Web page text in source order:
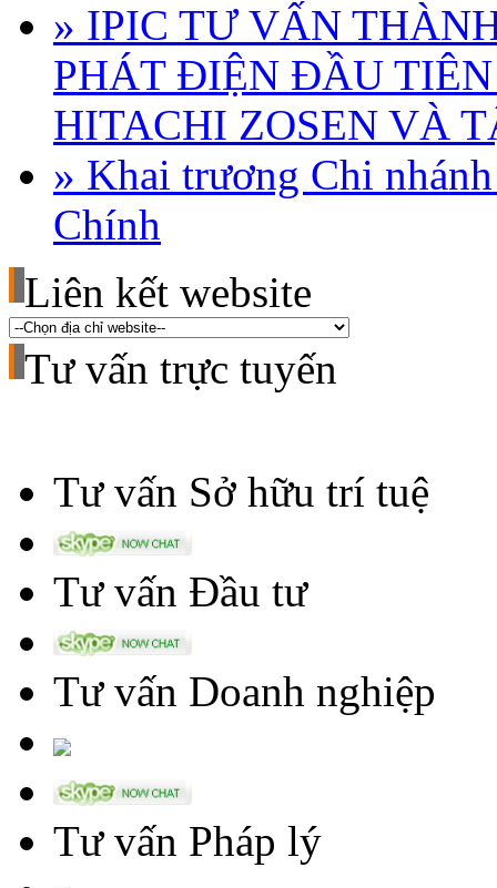
» IPIC TƯ VẤN
PHÁT ĐIỆN ĐẦU
HITACHI ZOSEN VÀ
» Khai trương Chi
Chính
Liên kết website
Tư vấn trực tuyến
Tư vấn Sở hữu trí tuệ
Tư vấn Đầu tư
Tư vấn Doanh nghiệp
Tư vấn Pháp lý